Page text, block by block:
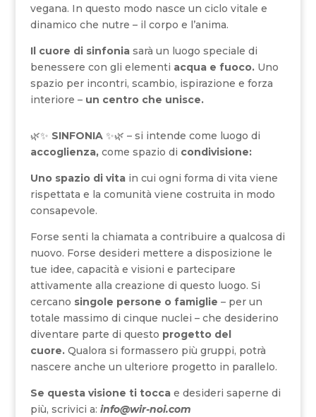
vegana. In questo modo nasce un ciclo vitale e
dinamico che nutre – il corpo e l’anima.
Il cuore di sinfoniasarà un luogo speciale di
benessere con gli elementi acqua e fuoco.Uno
spazio per incontri, scambio, ispirazione e forza
interiore – un centro che unisce.
🌿✨ SINFONIA ✨🌿 – si intende come luogo di
accoglienza,come spazio di condivisione:
Uno spazio di vitain cui ogni forma di vita viene
rispettata e la comunità viene costruita in modo
consapevole.
Forse senti la chiamata a contribuire a qualcosa di
nuovo. Forse desideri mettere a disposizione le
tue idee, capacità e visioni e partecipare
attivamente alla creazione di questo luogo. Si
cercano singole persone o famiglie – per un
totale massimo di cinque nuclei – che desiderino
diventare parte di questo progetto del
cuore.Qualora si formassero più gruppi, potrà
nascere anche un ulteriore progetto in parallelo.
Se questa visione ti toccae desideri saperne di
più, scrivici a: info@wir-noi.com